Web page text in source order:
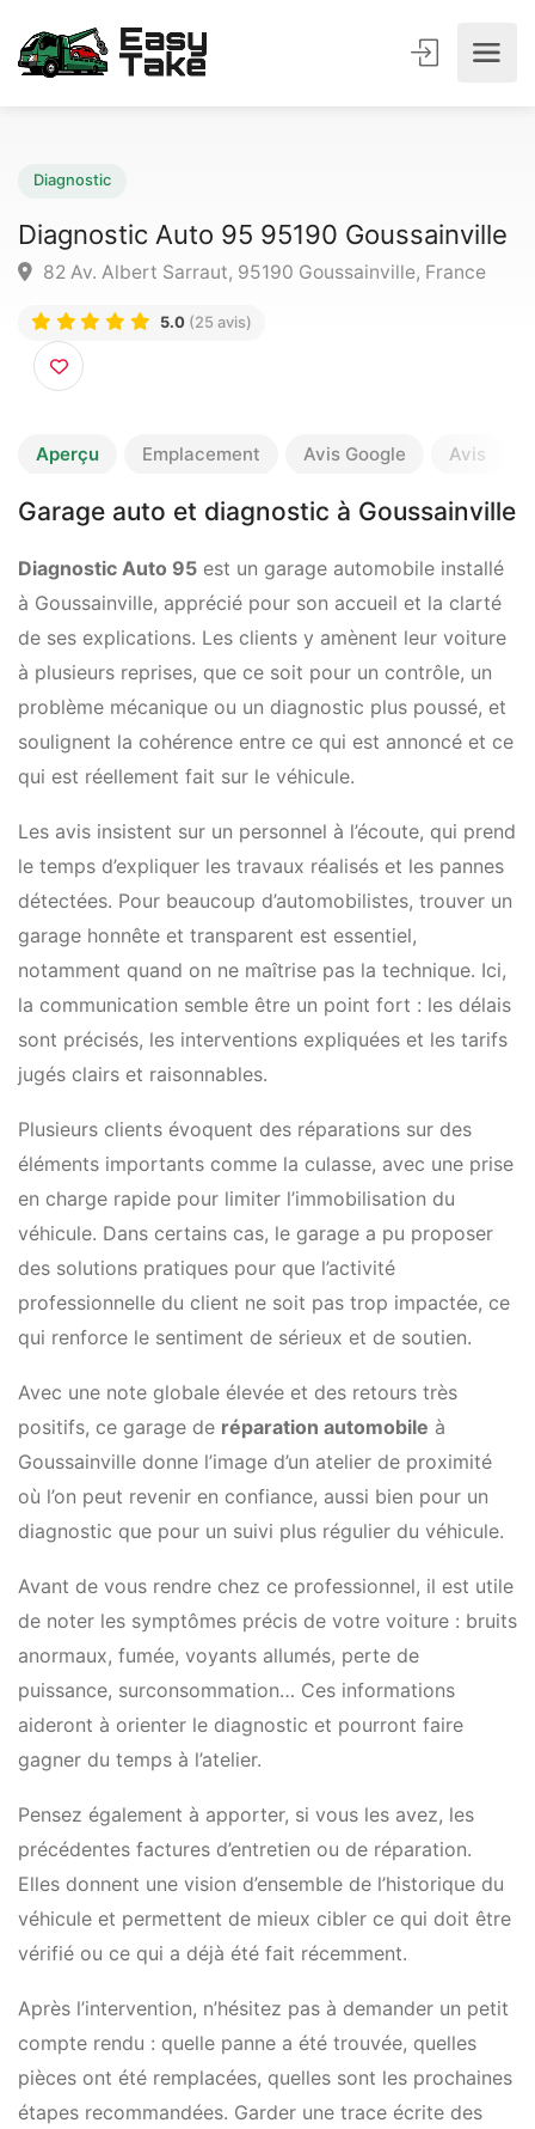
Diagnostic Auto 95 95190
Aperçu Emplacement Avis Google Avis
Garage auto et diagnostic à Goussainville
Diagnostic Auto 95 est un garage automobile installé
à Goussainville, apprécié pour son accueil et la clarté
de ses explications. Les clients y amènent leur voiture
à plusieurs reprises, que ce soit pour un contrôle, un
problème mécanique ou un diagnostic plus poussé, et
soulignent la cohérence entre ce qui est annoncé et ce
qui est réellement fait sur le véhicule.
Les avis insistent sur un personnel à l’écoute, qui prend
le temps d’expliquer les travaux réalisés et les pannes
détectées. Pour beaucoup d’automobilistes, trouver un
garage honnête et transparent est essentiel,
notamment quand on ne maîtrise pas la technique. Ici,
la communication semble être un point fort : les délais
sont précisés, les interventions expliquées et les tarifs
jugés clairs et raisonnables.
Plusieurs clients évoquent des réparations sur des
éléments importants comme la culasse, avec une prise
en charge rapide pour limiter l’immobilisation du
véhicule. Dans certains cas, le garage a pu proposer
des solutions pratiques pour que l’activité
professionnelle du client ne soit pas trop impactée, ce
qui renforce le sentiment de sérieux et de soutien.
Avec une note globale élevée et des retours très
positifs, ce garage de réparation automobile à
Goussainville donne l’image d’un atelier de proximité
où l’on peut revenir en confiance, aussi bien pour un
diagnostic que pour un suivi plus régulier du véhicule.
Avant de vous rendre chez ce professionnel, il est utile
de noter les symptômes précis de votre voiture : bruits
anormaux, fumée, voyants allumés, perte de
puissance, surconsommation… Ces informations
aideront à orienter le diagnostic et pourront faire
gagner du temps à l’atelier.
Pensez également à apporter, si vous les avez, les
précédentes factures d’entretien ou de réparation.
Elles donnent une vision d’ensemble de l’historique du
véhicule et permettent de mieux cibler ce qui doit être
vérifié ou ce qui a déjà été fait récemment.
Après l’intervention, n’hésitez pas à demander un petit
compte rendu : quelle panne a été trouvée, quelles
pièces ont été remplacées, quelles sont les prochaines
étapes recommandées. Garder une trace écrite des